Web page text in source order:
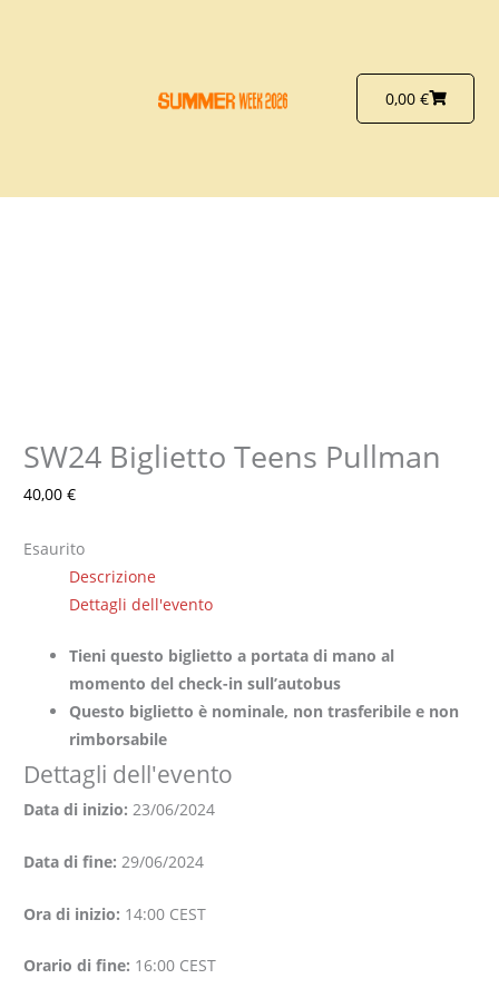
0,00 €Carrello
SW24 Biglietto Teens Pullman
40,00€
Esaurito
Descrizione
Dettagli dell'evento
Tieni questo biglietto a portata di mano al
momento del check-in sull’autobus
Questo biglietto è nominale, non trasferibile e non
rimborsabile
Dettagli dell'evento
Data di inizio:23/06/2024
Data di fine: 29/06/2024
Ora di inizio: 14:00 CEST
Orario di fine: 16:00 CEST